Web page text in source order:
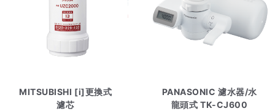
MITSUBISHI [i]更換式
濾芯
PANASONIC 濾水器/水
龍頭式 TK-CJ600